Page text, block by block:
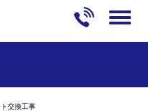
交換工事